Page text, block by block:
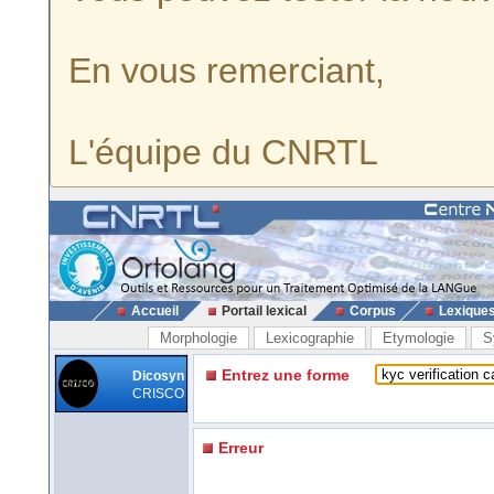
En vous remerciant,
L'équipe du CNRTL
Accueil Portail lexical Corpus
Morphologie Lexicographie Etymologie
Dicosyn
CRISCO
Entrez une forme
Erreur